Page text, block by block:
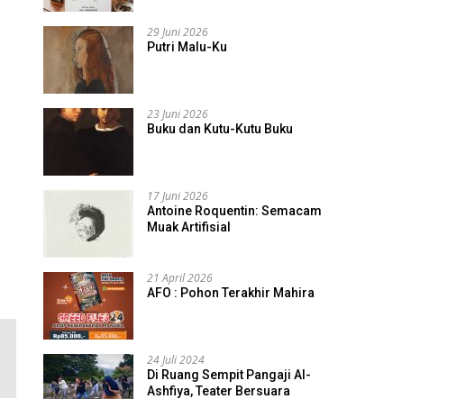
29 Juni 2026
Putri Malu-Ku
23 Juni 2026
Buku dan Kutu-Kutu Buku
17 Juni 2026
Antoine Roquentin: Semacam
Muak Artifisial
21 April 2026
AFO : Pohon Terakhir Mahira
24 Juli 2024
Di Ruang Sempit Pangaji Al-
Ashfiya, Teater Bersuara